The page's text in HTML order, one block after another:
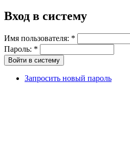
Вход в систему
Имя пользователя: *
Пароль: *
Запросить новый пароль